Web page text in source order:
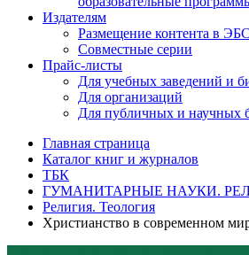
Издателям
Размещение контента в
Совместные серии
Прайс-листы
Для учебных заведений и
Для организаций
Для публичных и научных
Главная страница
Каталог книг и журналов
ТБК
ГУМАНИТАРНЫЕ НАУКИ.
Религия. Теология
Христианство в современном